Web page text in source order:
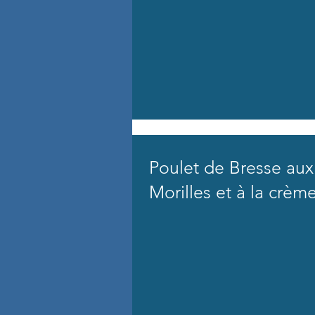
Poulet de Bresse aux
Morilles et à la